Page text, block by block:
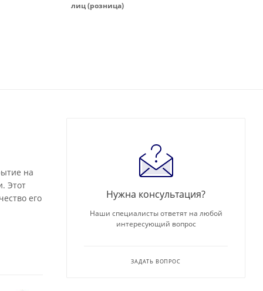
лиц (розница)
на
Этот
его
Нужна консультация?
Наши специалисты ответят на любой
интересующий вопрос
ЗАДАТЬ ВОПРОС